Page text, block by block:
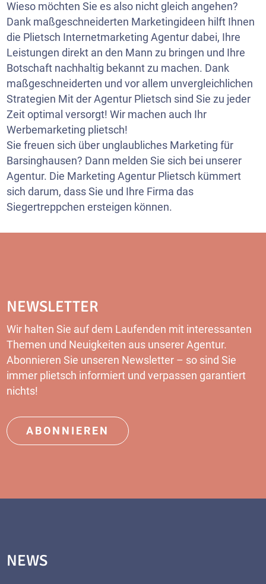
Wieso möchten Sie es also nicht gleich angehen?
Dank maßgeschneiderten Marketingideen hilft Ihnen
die Plietsch Internetmarketing Agentur dabei, Ihre
Leistungen direkt an den Mann zu bringen und Ihre
Botschaft nachhaltig bekannt zu machen. Dank
maßgeschneiderten und vor allem unvergleichlichen
Strategien Mit der Agentur Plietsch sind Sie zu jeder
Zeit optimal versorgt! Wir machen auch Ihr
Werbemarketing plietsch!
Sie freuen sich über unglaubliches Marketing für
Barsinghausen? Dann melden Sie sich bei unserer
Agentur. Die Marketing Agentur Plietsch kümmert
sich darum, dass Sie und Ihre Firma das
Siegertreppchen ersteigen können.
NEWSLETTER
Wir halten Sie auf dem Laufenden mit interessanten
Themen und Neuigkeiten aus unserer Agentur.
Abonnieren Sie unseren Newsletter – so sind Sie
immer plietsch informiert und verpassen garantiert
nichts!
ABONNIEREN
NEWS